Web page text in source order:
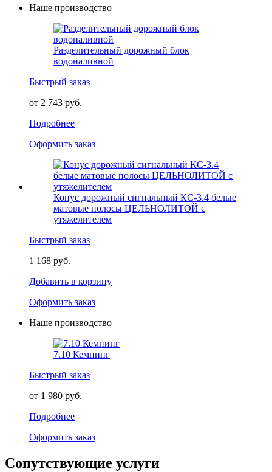
Наше производство
Разделительный дорожный блок
водоналивной
Быстрый заказ
от 2 743 руб.
Подробнее
Оформить заказ
Конус дорожный сигнальный КС-3.4 белые
матовые полосы ЦЕЛЬНОЛИТОЙ с
утяжелителем
Быстрый заказ
1 168 руб.
Добавить в корзину
Оформить заказ
Наше производство
7.10 Кемпинг
Быстрый заказ
от 1 980 руб.
Подробнее
Оформить заказ
Сопутствующие услуги